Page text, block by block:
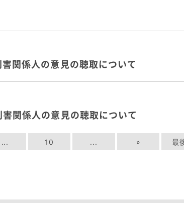
関係人の意見の聴取について
関係人の意見の聴取について
... 10 ... » 最